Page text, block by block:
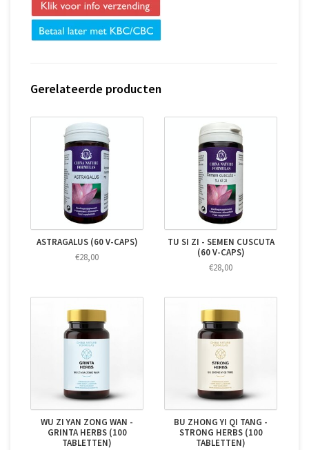
Gerelateerde producten
ASTRAGALUS (60 V-CAPS)
€28,00
TU SI ZI - SEMEN CUSCUTA
(60 V-CAPS)
€28,00
WU ZI YAN ZONG WAN -
GRINTA HERBS (100
TABLETTEN)
BU ZHONG YI QI TANG -
STRONG HERBS (100
TABLETTEN)